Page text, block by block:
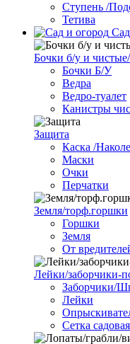
Ступень /
Тетива
Бочки б/у и
Бочки Б/У
Ведра
Ведро-туалет
Канистры
Защита
Каска /
Маски
Очки
Перчатки
Земля/торф.горшки
Горшки
Земля
От
Лейки/заборчики-
Заборчики/
Лейки
Сетка садовая